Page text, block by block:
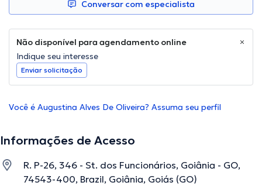
Conversar com especialista
Não disponível para agendamento online
Indique seu interesse
Enviar solicitação
Você é Augustina Alves De Oliveira? Assuma seu perfil
Informações de Acesso
R. P-26, 346 - St. dos Funcionários, Goiânia - GO,
74543-400, Brazil, Goiânia, Goiás (GO)